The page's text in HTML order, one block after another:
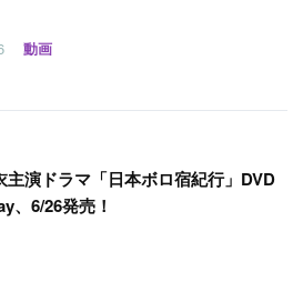
動画
主演ドラマ「日本ボロ宿紀行」DVD
、6/26発売！